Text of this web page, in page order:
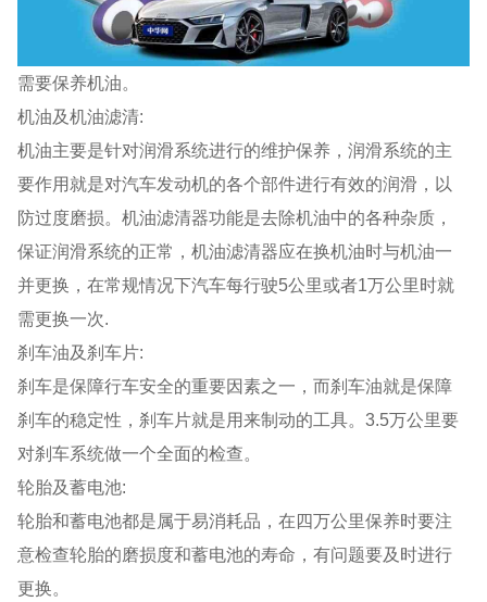
需要保养机油。
机油及机油滤清:
机油主要是针对润滑系统进行的维护保养，润滑系统的主
要作用就是对汽车发动机的各个部件进行有效的润滑，以
防过度磨损。机油滤清器功能是去除机油中的各种杂质，
保证润滑系统的正常，机油滤清器应在换机油时与机油一
并更换，在常规情况下汽车每行驶5公里或者1万公里时就
需更换一次.
刹车油及刹车片:
刹车是保障行车安全的重要因素之一，而刹车油就是保障
刹车的稳定性，刹车片就是用来制动的工具。3.5万公里要
对刹车系统做一个全面的检查。
轮胎及蓄电池:
轮胎和蓄电池都是属于易消耗品，在四万公里保养时要注
意检查轮胎的磨损度和蓄电池的寿命，有问题要及时进行
更换。